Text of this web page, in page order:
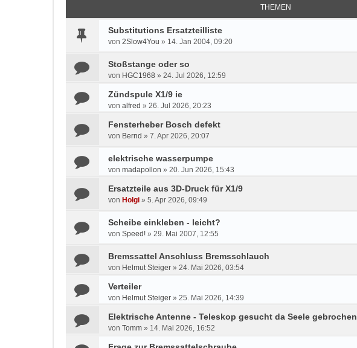
THEMEN
Substitutions Ersatzteilliste
von 2Slow4You » 14. Jan 2004, 09:20
Stoßstange oder so
von HGC1968 » 24. Jul 2026, 12:59
Zündspule X1/9 ie
von alfred » 26. Jul 2026, 20:23
Fensterheber Bosch defekt
von Bernd » 7. Apr 2026, 20:07
elektrische wasserpumpe
von madapollon » 20. Jun 2026, 15:43
Ersatzteile aus 3D-Druck für X1/9
von Holgi » 5. Apr 2026, 09:49
Scheibe einkleben - leicht?
von Speed! » 29. Mai 2007, 12:55
Bremssattel Anschluss Bremsschlauch
von Helmut Steiger » 24. Mai 2026, 03:54
Verteiler
von Helmut Steiger » 25. Mai 2026, 14:39
Elektrische Antenne - Teleskop gesucht da Seele gebrochen
von Tomm » 14. Mai 2026, 16:52